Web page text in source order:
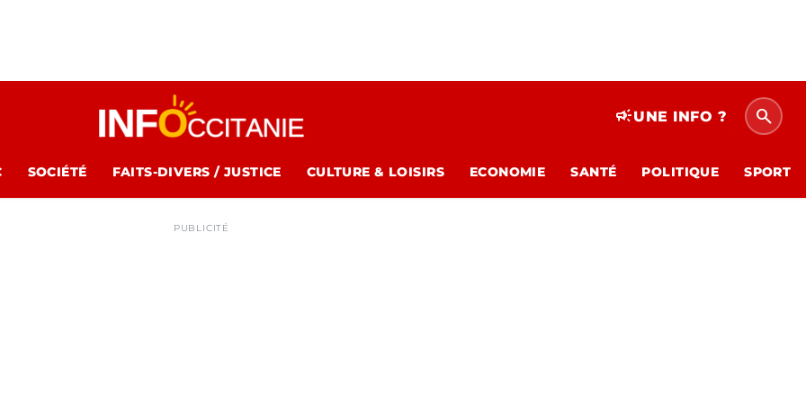
campaignUNE INFO ? search
SOCIÉTÉ FAITS-DIVERS / JUSTICE CULTURE & LOISIRS ECONOMIE SANTÉ POLITIQUE SPORT
PUBLICITÉ